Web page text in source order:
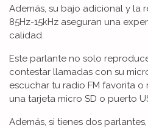
Además, su bajo adicional y la
85Hz-15kHz aseguran una
calidad.
Este parlante no solo
contestar llamadas con su
escuchar tu radio FM favorita
una tarjeta micro SD o puerto
Además, si tienes dos